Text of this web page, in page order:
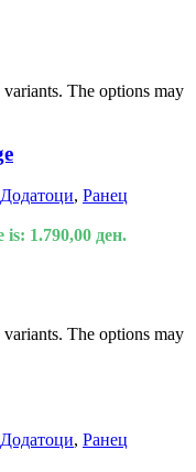
The options may
Додатоци, Ранец
1.790,00 ден.
The options may
Додатоци, Ранец